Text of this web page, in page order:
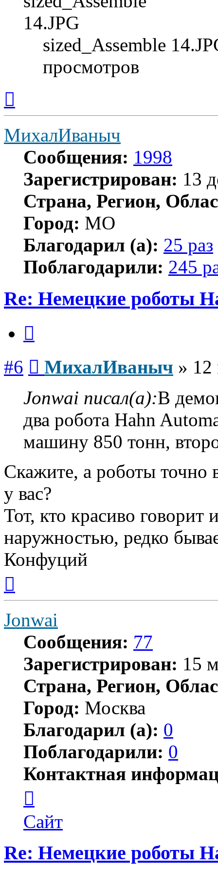
sized_Assemble
просмотров
началу
МихалИваныч
Сообщения: 1998
Зарегистрирован: 13
Страна, Регион,
Город: МО
Благодарил (а): 25 раз
Поблагодарили: 245
Re: Немецкие роботы
#6 МихалИваныч » 12
Jonwai писал(а):В
два робота Hahn
машину 850 тонн,
Скажите, а роботы точно
у вас?
Тот, кто красиво говорит
наружностью, редко
Конфуций
началу
Jonwai
Сообщения: 77
Зарегистрирован: 15
Страна, Регион,
Город: Москва
Благодарил (а): 0
Поблагодарили: 0
Контактная
пользователя
Jonwai
Сайт
Re: Немецкие роботы